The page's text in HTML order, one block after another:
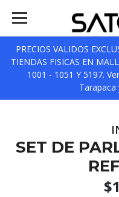
PRECIOS VALIDOS
TIENDAS FISICAS EN
1001 - 1051 Y 5197.
Tarapaca
SET DE